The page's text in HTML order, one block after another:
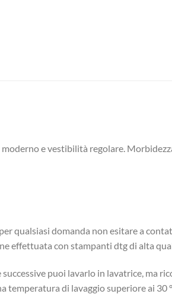
moderno e vestibilità regolare.
qualsiasi domanda non esitare a
effettuata con stampanti dtg di alta
puoi lavarlo in lavatrice, ma
di lavaggio superiore ai